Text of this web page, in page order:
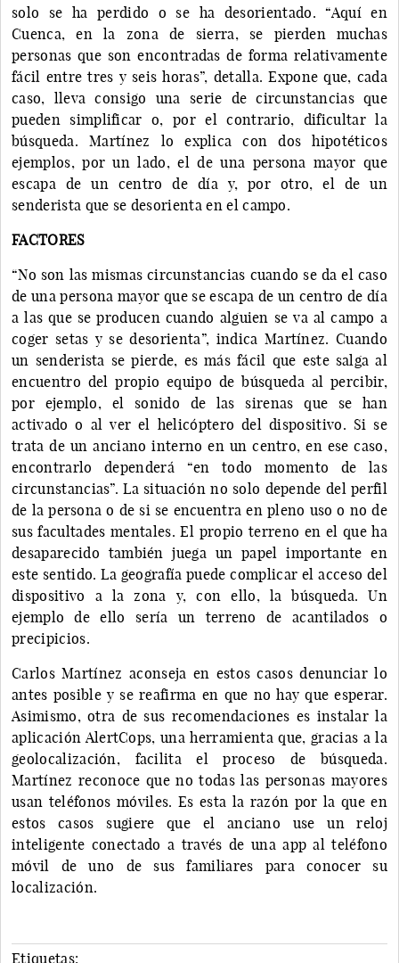
solo se ha perdido o se ha desorientado. “Aquí en
Cuenca, en la zona de sierra, se pierden muchas
personas que son encontradas de forma relativamente
fácil entre tres y seis horas”, detalla. Expone que, cada
caso, lleva consigo una serie de circunstancias que
pueden simplificar o, por el contrario, dificultar la
búsqueda. Martínez lo explica con dos hipotéticos
ejemplos, por un lado, el de una persona mayor que
escapa de un centro de día y, por otro, el de un
senderista que se desorienta en el campo.
FACTORES
“No son las mismas circunstancias cuando se da el caso
de una persona mayor que se escapa de un centro de día
a las que se producen cuando alguien se va al campo a
coger setas y se desorienta”, indica Martínez. Cuando
un senderista se pierde, es más fácil que este salga al
encuentro del propio equipo de búsqueda al percibir,
por ejemplo, el sonido de las sirenas que se han
activado o al ver el helicóptero del dispositivo. Si se
trata de un anciano interno en un centro, en ese caso,
encontrarlo dependerá “en todo momento de las
circunstancias”. La situación no solo depende del perfil
de la persona o de si se encuentra en pleno uso o no de
sus facultades mentales. El propio terreno en el que ha
desaparecido también juega un papel importante en
este sentido. La geografía puede complicar el acceso del
dispositivo a la zona y, con ello, la búsqueda. Un
ejemplo de ello sería un terreno de acantilados o
precipicios.
Carlos Martínez aconseja en estos casos denunciar lo
antes posible y se reafirma en que no hay que esperar.
Asimismo, otra de sus recomendaciones es instalar la
aplicación AlertCops, una herramienta que, gracias a la
geolocalización, facilita el proceso de búsqueda.
Martínez reconoce que no todas las personas mayores
usan teléfonos móviles. Es esta la razón por la que en
estos casos sugiere que el anciano use un reloj
inteligente conectado a través de una app al teléfono
móvil de uno de sus familiares para conocer su
localización.
Etiquetas: